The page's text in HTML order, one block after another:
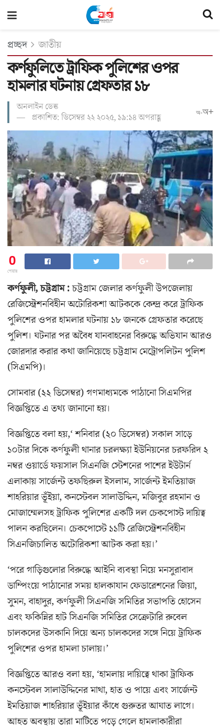
প্রচ্ছদ জাতীয়
কর্ণফুলিতে ট্রাফিক পুলিশের ওপর
হামলার ঘটনায় গ্রেফতার ১৮
অনলাইন ডেস্ক
প্রকাশিত: ডিসেম্বর ২২ ২০২৫, ১৯:১৪ অপরাহ্ণ
অ-অ+
0
শেয়ার
কর্ণফুলী, চট্টগ্রাম :চট্টগ্রাম জেলার কর্ণফুলী উপজেলায়
রেজিস্ট্রেশনবিহীন অটোরিকশা আটককে কেন্দ্র করে ট্রাফিক
পুলিশের ওপর হামলার ঘটনায় ১৮ জনকে গ্রেফতার করেছে
পুলিশ। ঘটনার পর অবৈধ যানবাহনের বিরুদ্ধে অভিযান আরও
জোরদার করার কথা জানিয়েছে চট্টগ্রাম মেট্রোপলিটন পুলিশ
(সিএমপি)।
সোমবার (২২ ডিসেম্বর) গণমাধ্যমকে পাঠানো সিএমপির
বিজ্ঞপ্তিতে এ তথ্য জানানো হয়।
বিজ্ঞপ্তিতে বলা হয়,‘ শনিবার (২০ ডিসেম্বর) সকাল সাড়ে
১০টার দিকে কর্ণফুলী থানার চরলক্ষ্যা ইউনিয়নের চরফরিদ ২
নম্বর ওয়ার্ডে ফয়সাল সিএনজি স্টেশনের পাশের ইউটার্ন
এলাকায় সার্জেন্ট তফছিরুল ইসলাম, সার্জেন্ট ইমতিয়াজ
শাহরিয়ার ভূঁইয়া, কনস্টেবল সালাউদ্দিন, মজিবুর রহমান ও
মোজাম্মেলসহ ট্রাফিক পুলিশের একটি দল চেকপোস্ট দায়িত্ব
পালন করছিলেন। চেকপোস্টে ১১টি রেজিস্ট্রেশনবিহীন
সিএনজিচালিত অটোরিকশা আটক করা হয়।’
‘পরে গাড়িগুলোর বিরুদ্ধে আইনি ব্যবস্থা নিয়ে মনসুরাবাদ
ডাম্পিংয়ে পাঠানোর সময় হালকাযান ফেডারেশনের জিয়া,
সুমন, বাহাদুর, কর্ণফুলী সিএনজি সমিতির সভাপতি হোসেন
এবং ফকিন্নির হাট সিএনজি সমিতির সেক্রেটারি রুবেল
চালকদের উসকানি দিয়ে অন্য চালকদের সঙ্গে নিয়ে ট্রাফিক
পুলিশের ওপর হামলা চালায়।’
বিজ্ঞপ্তিতে আরও বলা হয়, ‘হামলায় দায়িত্বে থাকা ট্রাফিক
কনস্টেবল সালাউদ্দিনের মাথা, হাত ও পায়ে এবং সার্জেন্ট
ইমতিয়াজ শাহরিয়ার ভূঁইয়ার কাঁধে গুরুতর আঘাত লাগে।
আহত অবস্থায় তারা মাটিতে পড়ে গেলে হামলাকারীরা